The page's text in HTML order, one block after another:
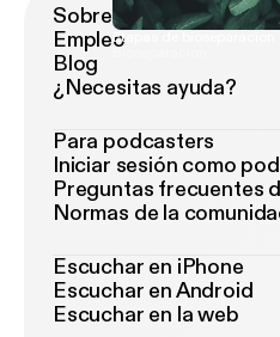
Etapas de bioseparacion
Sobre Podimo
Empleo
Blog
¿Necesitas ayuda?
Para podcasters
Iniciar sesión como
Preguntas frecuentes
Normas de la
Escuchar en iPhone
Escuchar en Android
Escuchar en la web